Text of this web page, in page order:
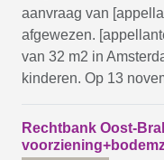
aanvraag van
afgewezen.
van 32 m2 in
kinderen. Op 13
Rechtbank Oost-